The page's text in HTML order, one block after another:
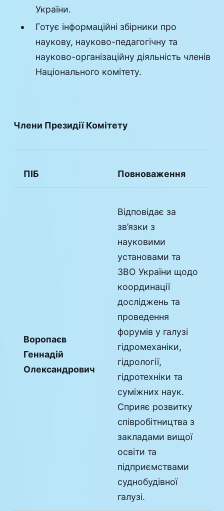
України.
Готує інформаційні збірники про
наукову, науково-педагогічну та
науково-організаційну діяльність членів
Національного комітету.
Члени Президії Комітету
ПІБ Повноваження
Воропаєв
Геннадій
Олександрович
Відповідає за
зв’язки з
науковими
установами та
ЗВО України щодо
координації
досліджень та
проведення
форумів у галузі
гідромеханіки,
гідрології,
гідротехніки та
суміжних наук.
Сприяє розвитку
співробітництва з
закладами вищої
освіти та
підприємствами
суднобудівної
галузі.